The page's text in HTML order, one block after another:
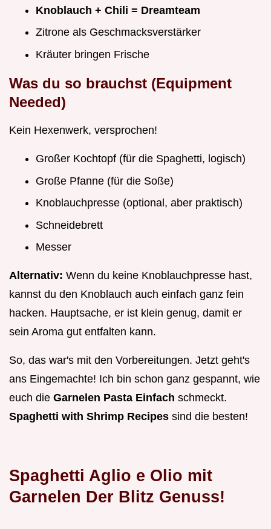
Knoblauch + Chili = Dreamteam
Zitrone als Geschmacksverstärker
Kräuter bringen Frische
Was du so brauchst (Equipment
Needed)
Kein Hexenwerk, versprochen!
Großer Kochtopf (für die Spaghetti, logisch)
Große Pfanne (für die Soße)
Knoblauchpresse (optional, aber praktisch)
Schneidebrett
Messer
Alternativ: Wenn du keine Knoblauchpresse hast,
kannst du den Knoblauch auch einfach ganz fein
hacken. Hauptsache, er ist klein genug, damit er
sein Aroma gut entfalten kann.
So, das war's mit den Vorbereitungen. Jetzt geht's
ans Eingemachte! Ich bin schon ganz gespannt, wie
euch die Garnelen Pasta Einfach schmeckt.
Spaghetti with Shrimp Recipes sind die besten!
Spaghetti Aglio e Olio mit
Garnelen Der Blitz Genuss!